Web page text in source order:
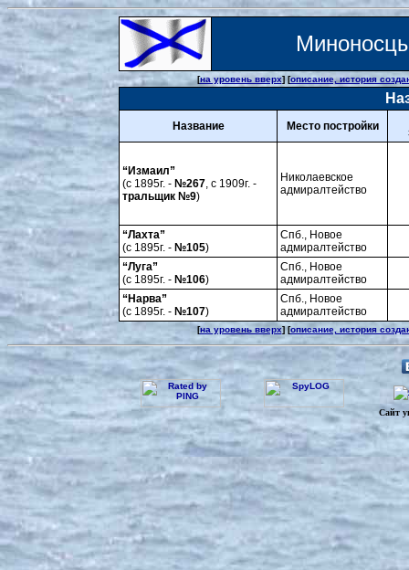
[на уровень вверх] [описание, история
Название Место постройки
“Измаил”
(с 1895г. - №267, с 1909г. -
тральщик №9)
Николаевское
адмиралтейство
“Лахта”
(с 1895г. - №105)
Спб., Новое
адмиралтейство
“Луга”
(с 1895г. - №106)
Спб., Новое
адмиралтейство
“Нарва”
(с 1895г. - №107)
Спб., Новое
адмиралтейство
[на уровень вверх] [описание, история
Сайт